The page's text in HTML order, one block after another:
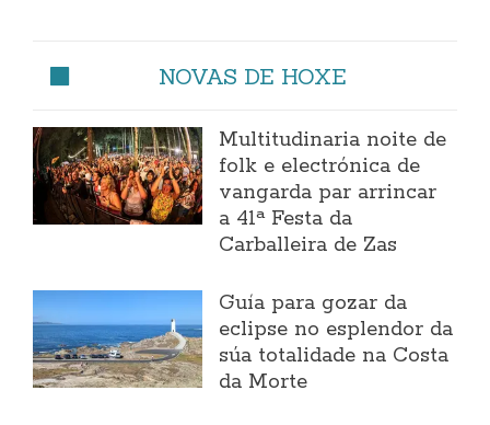
NOVAS DE HOXE
Multitudinaria noite de
folk e electrónica de
vangarda par arrincar
a 41ª Festa da
Carballeira de Zas
Guía para gozar da
eclipse no esplendor da
súa totalidade na Costa
da Morte